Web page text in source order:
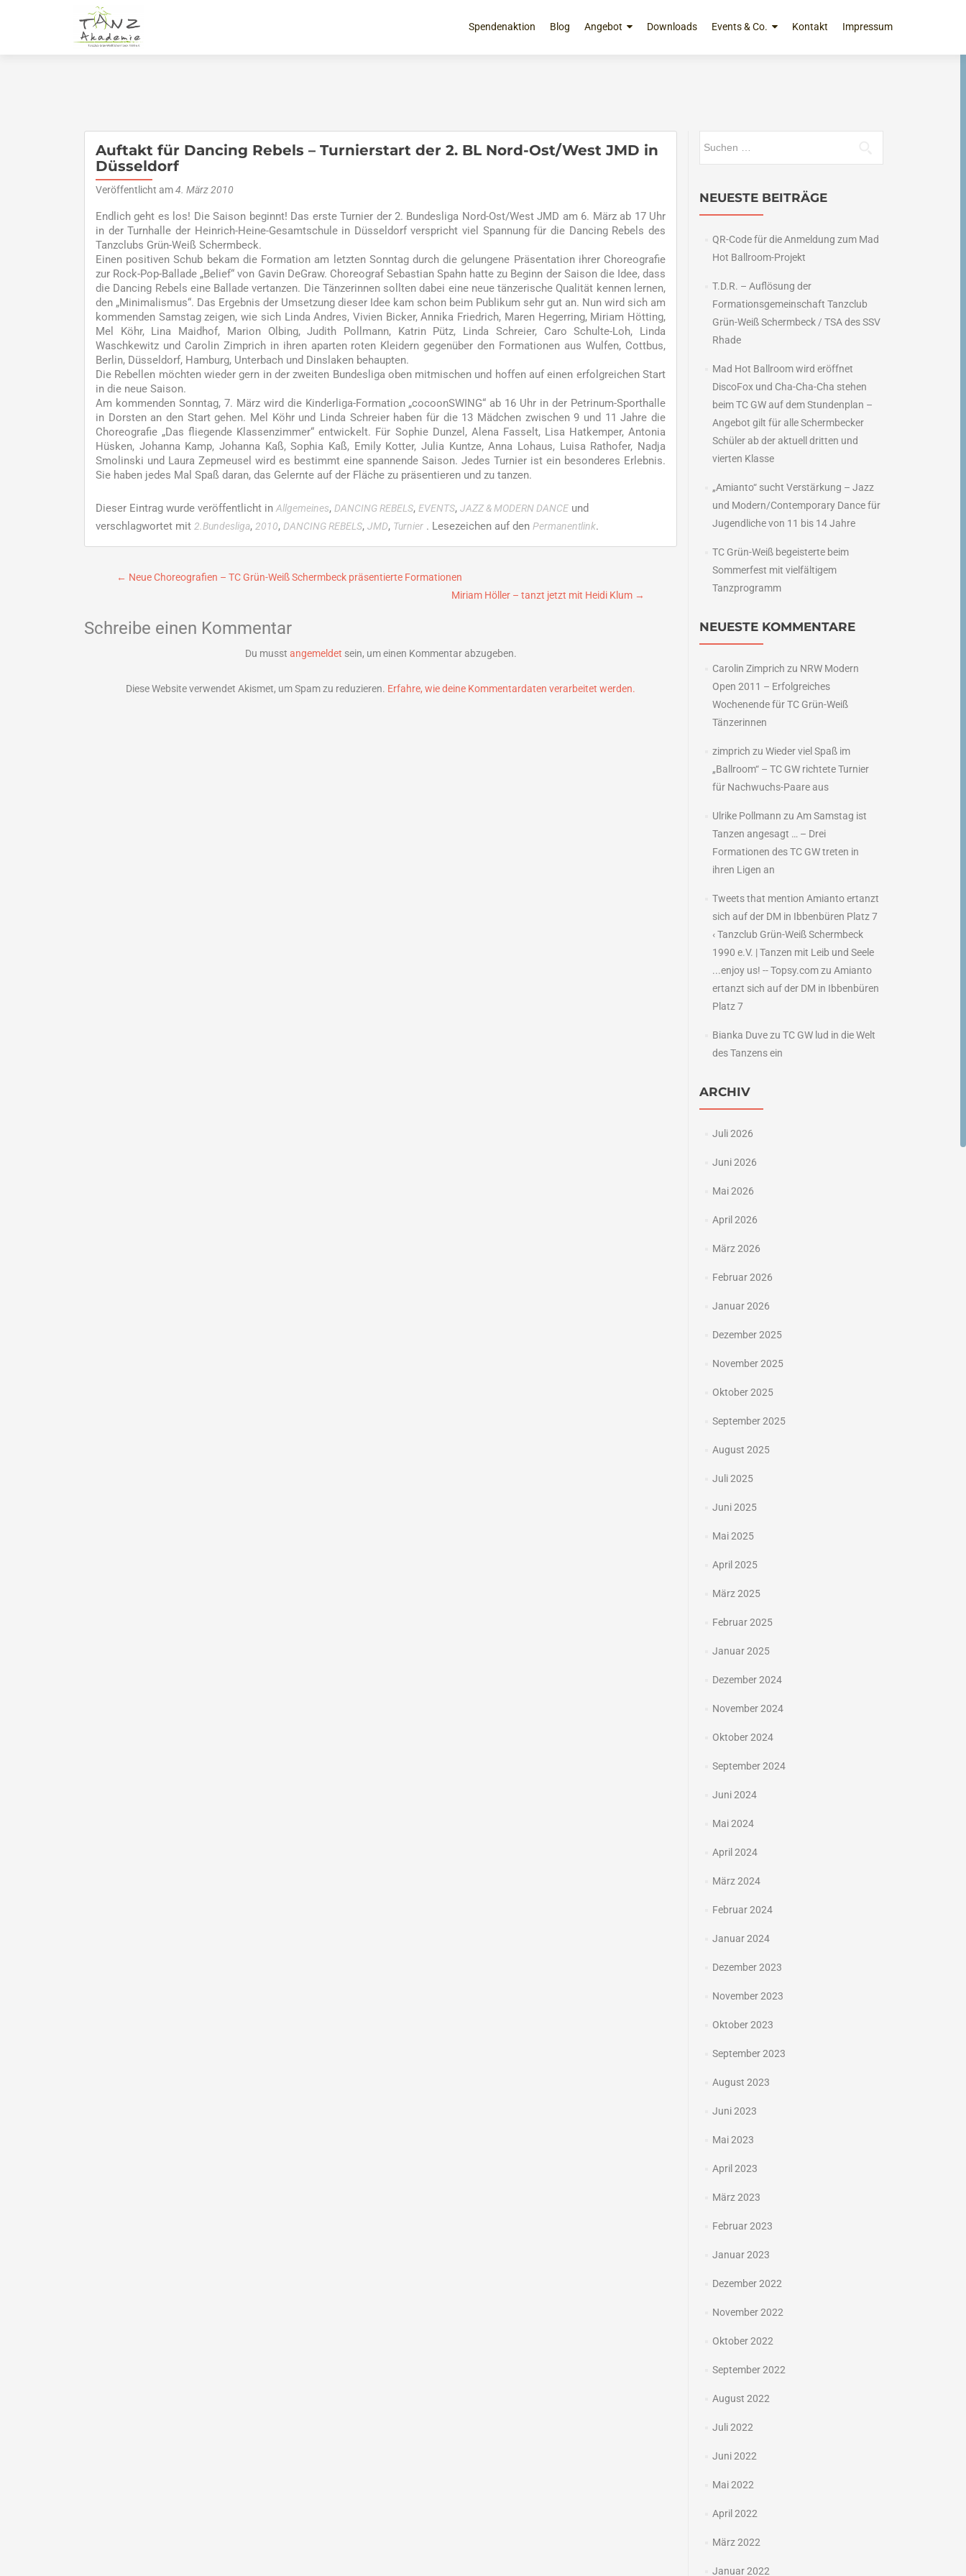
Inhalt
Spendenaktion Blog Angebot Downloads Events & Co. Kontakt Impressum
Auftakt für Dancing Rebels – Turnierstart der 2. BL Nord-Ost/West JMD in
Düsseldorf
Veröffentlicht am4. März 2010
Endlich geht es los! Die Saison beginnt! Das erste Turnier der 2. Bundesliga Nord-Ost/West JMD am 6. März ab 17 Uhr
in der Turnhalle der Heinrich-Heine-Gesamtschule in Düsseldorf verspricht viel Spannung für die Dancing Rebels des
Tanzclubs Grün-Weiß Schermbeck.
Einen positiven Schub bekam die Formation am letzten Sonntag durch die gelungene Präsentation ihrer Choreografie
zur Rock-Pop-Ballade „Belief“ von Gavin DeGraw. Choreograf Sebastian Spahn hatte zu Beginn der Saison die Idee, dass
die Dancing Rebels eine Ballade vertanzen. Die Tänzerinnen sollten dabei eine neue tänzerische Qualität kennen lernen,
den „Minimalismus“. Das Ergebnis der Umsetzung dieser Idee kam schon beim Publikum sehr gut an. Nun wird sich am
kommenden Samstag zeigen, wie sich Linda Andres, Vivien Bicker, Annika Friedrich, Maren Hegerring, Miriam Hötting,
Mel Köhr, Lina Maidhof, Marion Olbing, Judith Pollmann, Katrin Pütz, Linda Schreier, Caro Schulte-Loh, Linda
Waschkewitz und Carolin Zimprich in ihren aparten roten Kleidern gegenüber den Formationen aus Wulfen, Cottbus,
Berlin, Düsseldorf, Hamburg, Unterbach und Dinslaken behaupten.
Die Rebellen möchten wieder gern in der zweiten Bundesliga oben mitmischen und hoffen auf einen erfolgreichen Start
in die neue Saison.
Am kommenden Sonntag, 7. März wird die Kinderliga-Formation „cocoonSWING“ ab 16 Uhr in der Petrinum-Sporthalle
in Dorsten an den Start gehen. Mel Köhr und Linda Schreier haben für die 13 Mädchen zwischen 9 und 11 Jahre die
Choreografie „Das fliegende Klassenzimmer“ entwickelt. Für Sophie Dunzel, Alena Fasselt, Lisa Hatkemper, Antonia
Hüsken, Johanna Kamp, Johanna Kaß, Sophia Kaß, Emily Kotter, Julia Kuntze, Anna Lohaus, Luisa Rathofer, Nadja
Smolinski und Laura Zepmeusel wird es bestimmt eine spannende Saison. Jedes Turnier ist ein besonderes Erlebnis.
Sie haben jedes Mal Spaß daran, das Gelernte auf der Fläche zu präsentieren und zu tanzen.
Dieser Eintrag wurde veröffentlicht in Allgemeines, DANCING REBELS, EVENTS, JAZZ & MODERN DANCE und
verschlagwortet mit 2.Bundesliga, 2010, DANCING REBELS, JMD, Turnier . Lesezeichen auf den Permanentlink.
Beitragsnavigation
← Neue Choreografien – TC Grün-Weiß Schermbeck präsentierte Formationen
Miriam Höller – tanzt jetzt mit Heidi Klum →
Schreibe einen Kommentar
Du musst angemeldet sein, um einen Kommentar abzugeben.
Diese Website verwendet Akismet, um Spam zu reduzieren. Erfahre, wie deine Kommentardaten verarbeitet werden.
NEUESTE BEITRÄGE
QR-Code für die Anmeldung zum Mad
Hot Ballroom-Projekt
T.D.R. – Auflösung der
Formationsgemeinschaft Tanzclub
Grün-Weiß Schermbeck / TSA des SSV
Rhade
Mad Hot Ballroom wird eröffnet
DiscoFox und Cha-Cha-Cha stehen
beim TC GW auf dem Stundenplan –
Angebot gilt für alle Schermbecker
Schüler ab der aktuell dritten und
vierten Klasse
„Amianto“ sucht Verstärkung – Jazz
und Modern/Contemporary Dance für
Jugendliche von 11 bis 14 Jahre
TC Grün-Weiß begeisterte beim
Sommerfest mit vielfältigem
Tanzprogramm
NEUESTE KOMMENTARE
Carolin Zimprich zu NRW Modern
Open 2011 – Erfolgreiches
Wochenende für TC Grün-Weiß
Tänzerinnen
zimprich zu Wieder viel Spaß im
„Ballroom“ – TC GW richtete Turnier
für Nachwuchs-Paare aus
Ulrike Pollmann zu Am Samstag ist
Tanzen angesagt … – Drei
Formationen des TC GW treten in
ihren Ligen an
Tweets that mention Amianto ertanzt
sich auf der DM in Ibbenbüren Platz 7
‹ Tanzclub Grün-Weiß Schermbeck
1990 e.V. | Tanzen mit Leib und Seele
...enjoy us! -- Topsy.comzu Amianto
ertanzt sich auf der DM in Ibbenbüren
Platz 7
Bianka Duvezu TC GW lud in die Welt
des Tanzens ein
ARCHIV
Juli 2026
Juni 2026
Mai 2026
April 2026
März 2026
Februar 2026
Januar 2026
Dezember 2025
November 2025
Oktober 2025
September 2025
August 2025
Juli 2025
Juni 2025
Mai 2025
April 2025
März 2025
Februar 2025
Januar 2025
Dezember 2024
November 2024
Oktober 2024
September 2024
Juni 2024
Mai 2024
April 2024
März 2024
Februar 2024
Januar 2024
Dezember 2023
November 2023
Oktober 2023
September 2023
August 2023
Juni 2023
Mai 2023
April 2023
März 2023
Februar 2023
Januar 2023
Dezember 2022
November 2022
Oktober 2022
September 2022
August 2022
Juli 2022
Juni 2022
Mai 2022
April 2022
März 2022
Januar 2022